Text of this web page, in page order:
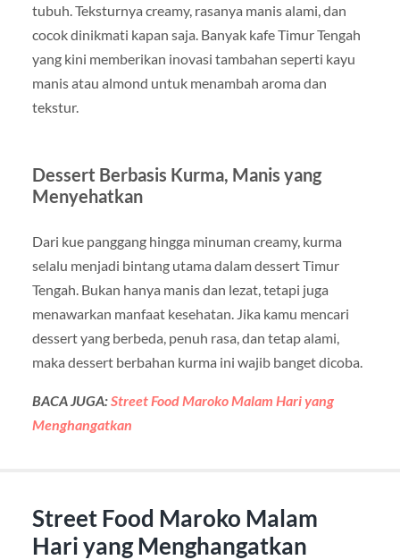
tubuh. Teksturnya creamy, rasanya manis alami, dan
cocok dinikmati kapan saja. Banyak kafe Timur Tengah
yang kini memberikan inovasi tambahan seperti kayu
manis atau almond untuk menambah aroma dan
tekstur.
Dessert Berbasis Kurma, Manis yang
Menyehatkan
Dari kue panggang hingga minuman creamy, kurma
selalu menjadi bintang utama dalam dessert Timur
Tengah. Bukan hanya manis dan lezat, tetapi juga
menawarkan manfaat kesehatan. Jika kamu mencari
dessert yang berbeda, penuh rasa, dan tetap alami,
maka dessert berbahan kurma ini wajib banget dicoba.
BACA JUGA:Street Food Maroko Malam Hari yang
Menghangatkan
Street Food Maroko Malam
Hari yang Menghangatkan